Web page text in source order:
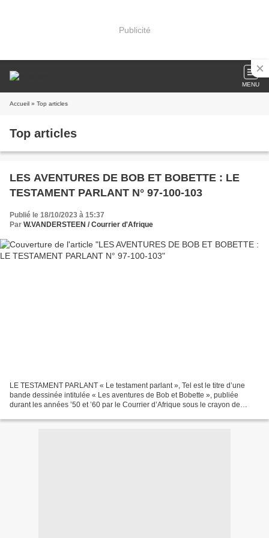
Publicité
MENU
Accueil » Top articles
Top articles
LES AVENTURES DE BOB ET BOBETTE : LE
TESTAMENT PARLANT N° 97-100-103
Publié le 18/10/2023 à 15:37
Par W.VANDERSTEEN / Courrier d'Afrique
LE TESTAMENT PARLANT « Le testament parlant », Tel est le titre d’une
bande dessinée intitulée « Les aventures de Bob et Bobette », publiée
durant les années ’50 et ’60 par le Courrier d’Afrique sous le crayon de